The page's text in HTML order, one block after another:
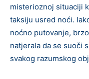
misterioznoj situaciji
taksiju usred noći.
noćno putovanje,
natjerala da se suoči
svakog razumskog